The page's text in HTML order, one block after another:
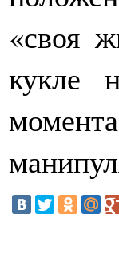
«своя
кукле